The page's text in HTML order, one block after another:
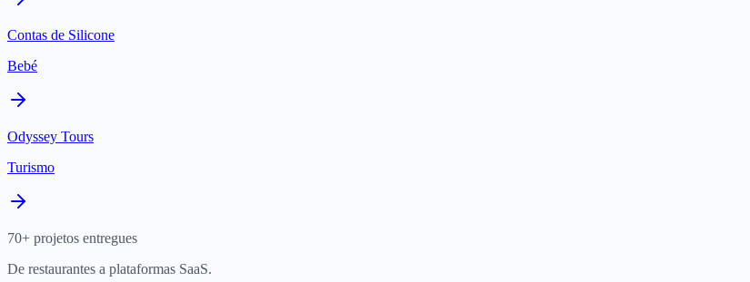
Contas de Silicone
Bebé
Odyssey Tours
Turismo
70+ projetos entregues
De restaurantes a plataformas SaaS.